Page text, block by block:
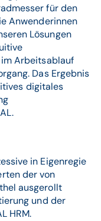
für den
Anwenderinnen
Lösungen
Arbeitsablauf
Das Ergebnis
digitales
in Eigenregie
der von
ausgerollt
und der
HRM.